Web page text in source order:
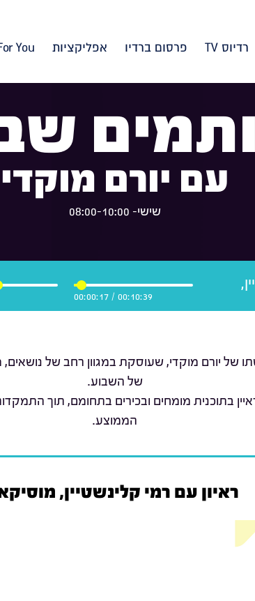
רדיוס TV פרסום ברדיו אפליקציות You
עם יורם מוקדי
שישי- 08:00-10:00
00:10:39
/
00:00:17
של יורם מוקדי, שעוסקת במגוון רחב של
של השבוע.
בתוכנית מומחים ובכירים בתחומם, תוך
הממוצע.
ראיון עם רמי קלינשטיין,